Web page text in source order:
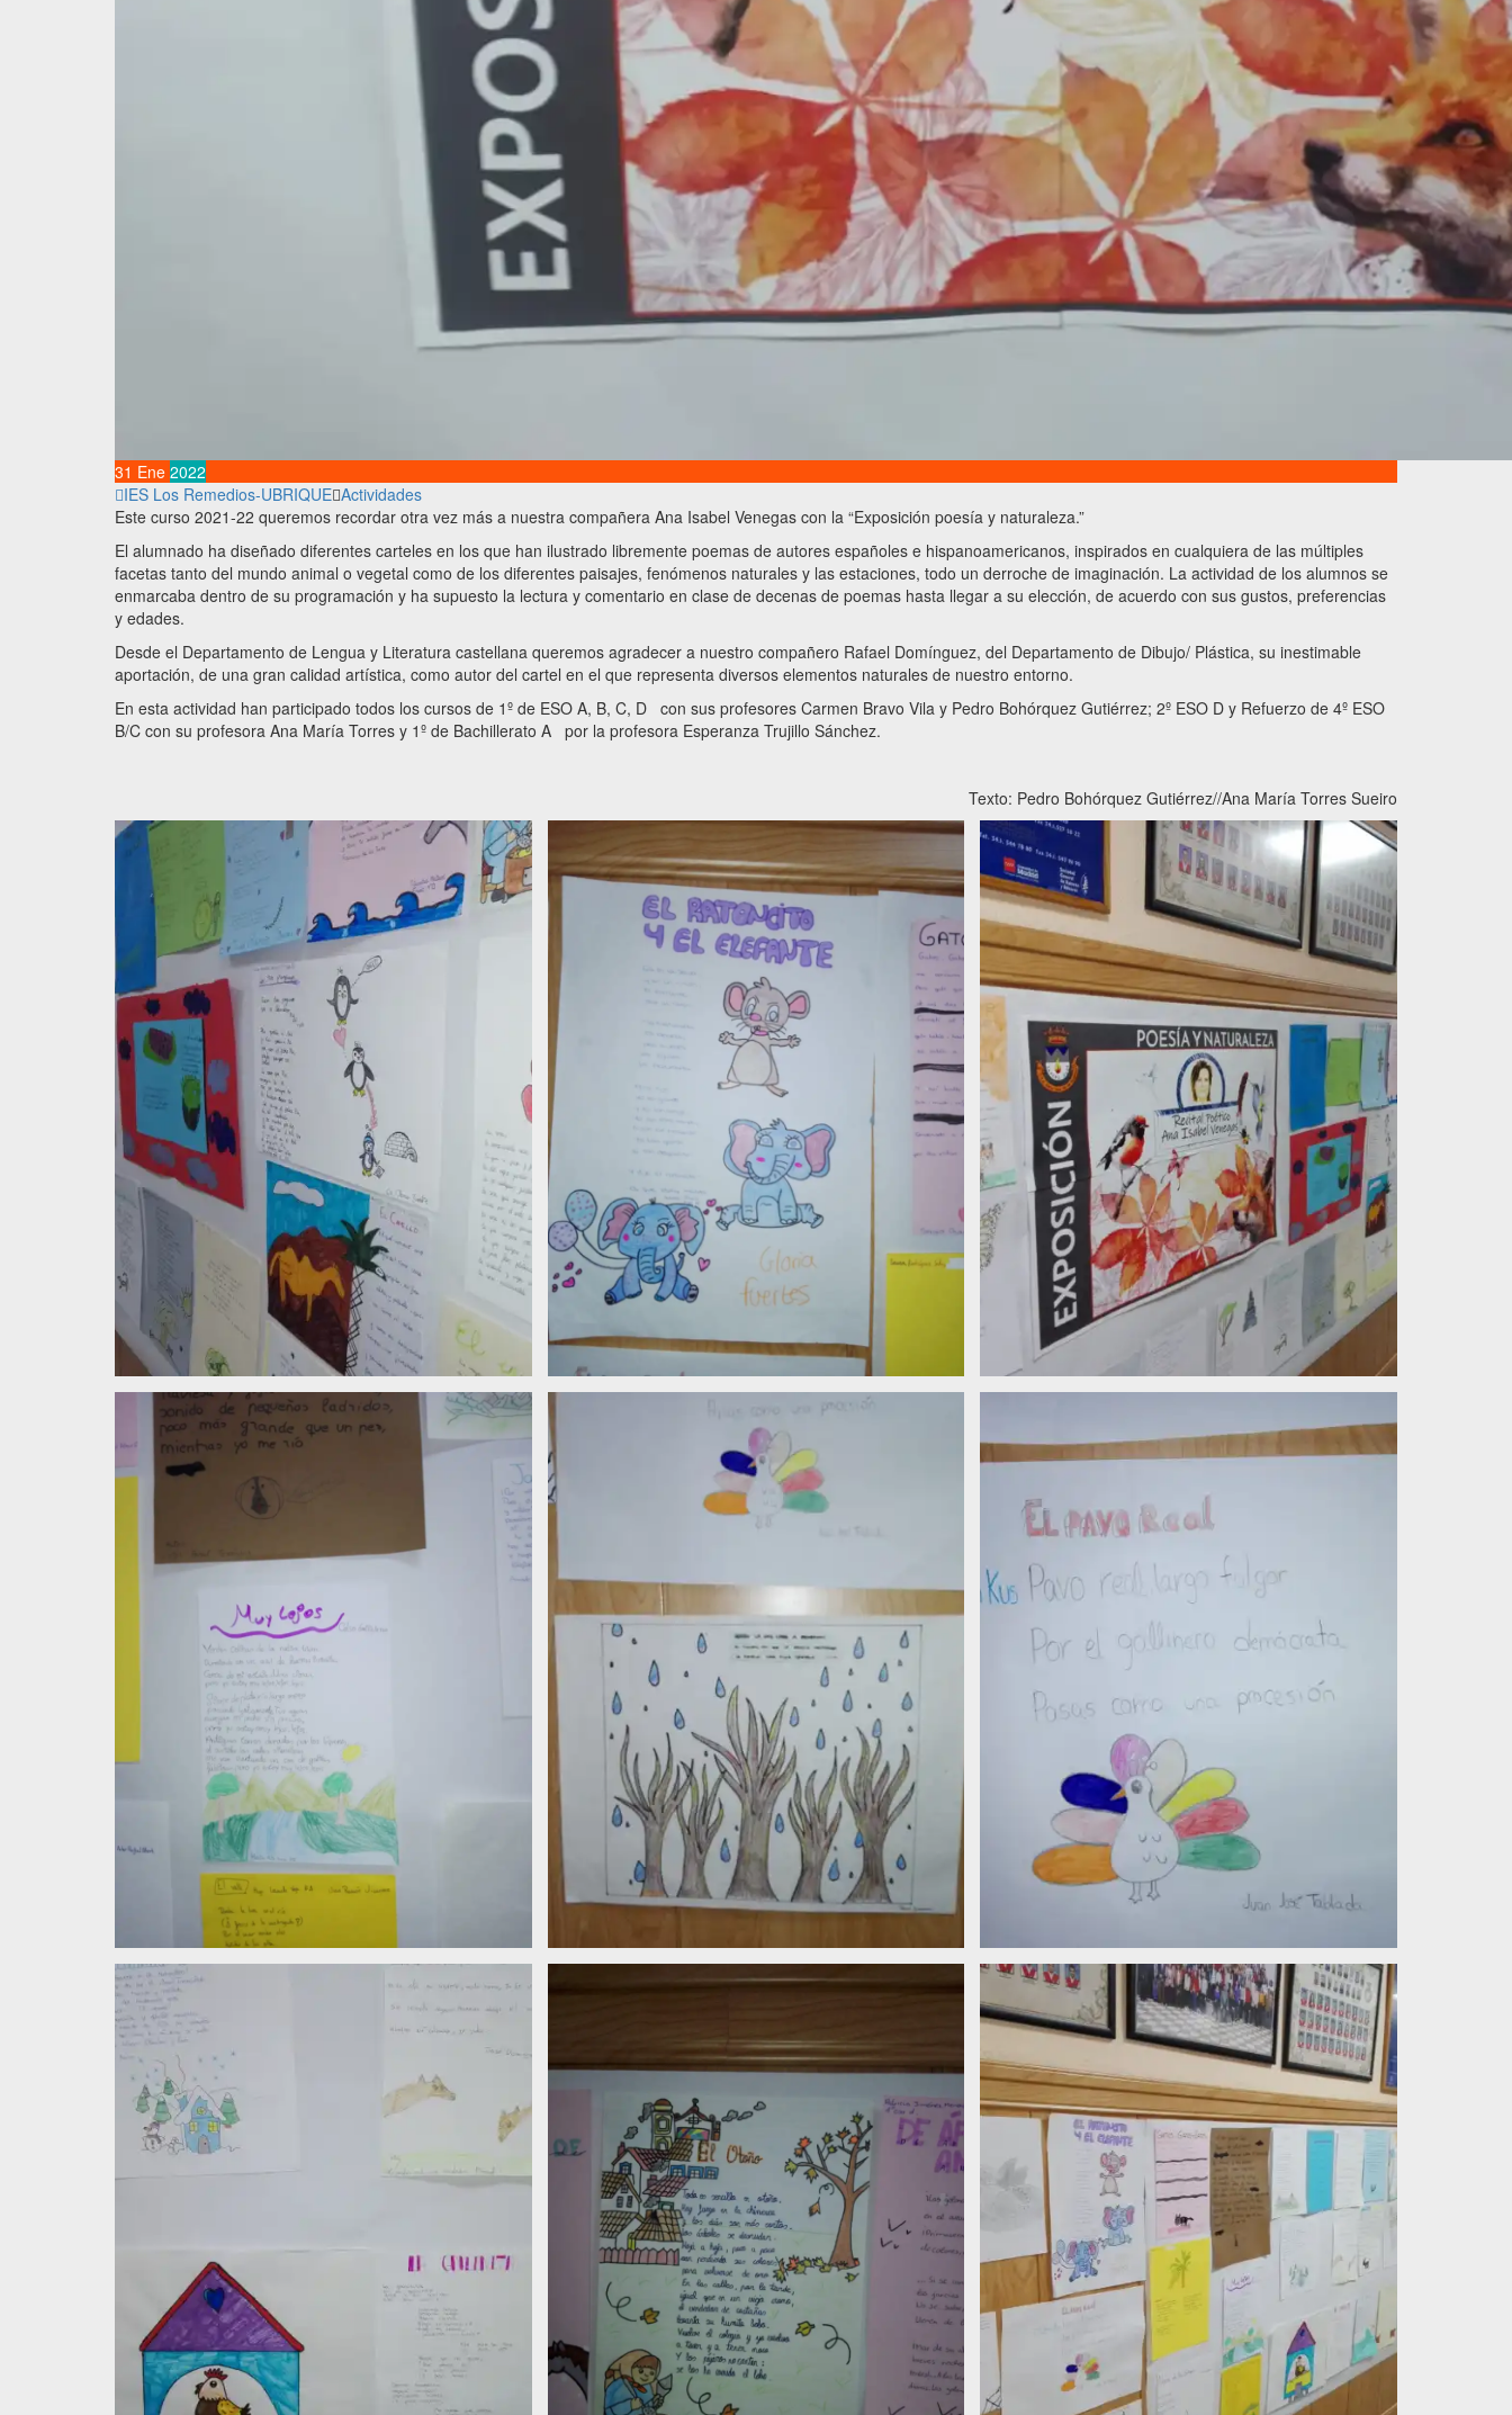
31 Ene 2022
IES Los Remedios-UBRIQUE Actividades
Este curso 2021-22 queremos recordar otra vez más a nuestra compañera Ana Isabel Venegas con la “Exposición poesía y naturaleza.”
El alumnado ha diseñado diferentes carteles en los que han ilustrado libremente poemas de autores españoles e hispanoamericanos, inspirados en cualquiera de las múltiples
facetas tanto del mundo animal o vegetal como de los diferentes paisajes, fenómenos naturales y las estaciones, todo un derroche de imaginación. La actividad de los alumnos se
enmarcaba dentro de su programación y ha supuesto la lectura y comentario en clase de decenas de poemas hasta llegar a su elección, de acuerdo con sus gustos, preferencias
y edades.
Desde el Departamento de Lengua y Literatura castellana queremos agradecer a nuestro compañero Rafael Domínguez, del Departamento de Dibujo/ Plástica, su inestimable
aportación, de una gran calidad artística, como autor del cartel en el que representa diversos elementos naturales de nuestro entorno.
En esta actividad han participado todos los cursos de 1º de ESO A, B, C, D con sus profesores Carmen Bravo Vila y Pedro Bohórquez Gutiérrez; 2º ESO D y Refuerzo de 4º ESO
B/C con su profesora Ana María Torres y 1º de Bachillerato A por la profesora Esperanza Trujillo Sánchez.
Texto: Pedro Bohórquez Gutiérrez//Ana María Torres Sueiro